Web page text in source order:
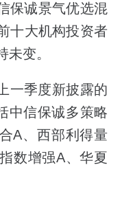
保诚景气优选混
十大机构投资者
变。
季度新披露的
中信保诚多策略
A、西部利得量
数增强A、华夏